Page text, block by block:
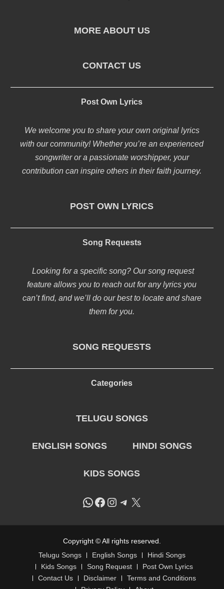
MORE ABOUT US
CONTACT US
Post Own Lyrics
We welcome you to share your own original lyrics
with our community! Whether you’re an experienced
songwriter or a passionate worshipper, your
contribution can inspire others in their faith journey.
POST OWN LYRICS
Song Requests
Looking for a specific song? Our song request
feature allows you to reach out for any lyrics you
can’t find, and we’ll do our best to locate and share
them for you.
SONG REQUESTS
Categories
TELUGU SONGS
ENGLISH SONGS HINDI SONGS
KIDS SONGS
WhatsApp
Facebook
Instagram
Telegram
X
Copyright © All rights reserved.
Telugu Songs
English Songs
Hindi Songs
Kids Songs
Song Request
Post Own Lyrics
Contact Us
Disclaimer
Terms and Conditions